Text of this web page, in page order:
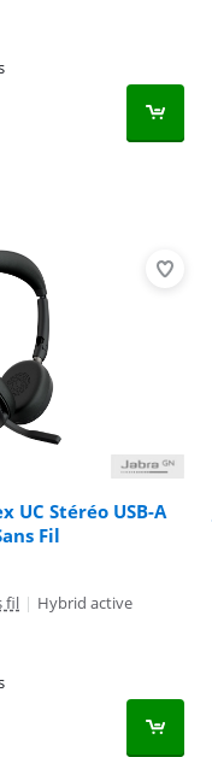
UC Stéréo USB-A
Fil
fil | Hybrid active